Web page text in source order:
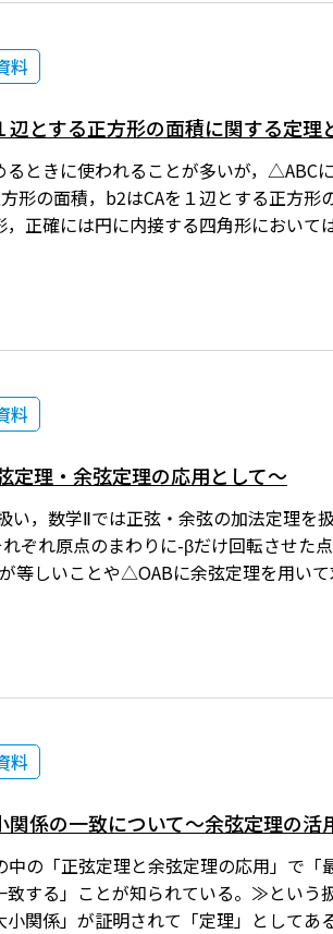
料
とする正方形の面積に関する定理
ときに使われることが多いが，△ABC
形の面積，b2はCAを１辺とする正方
正確には円に内接する四角形において
や面積の公式を使わせる問題がよく
料
定理・余弦定理の応用として～
い，数学Ⅱでは正弦・余弦の加法定理を
ぞれ原点のまわりに-βだけ回転させた
等しいことや△OABに余弦定理を用い
かと思う。もちろん，数学Ⅰの学習内容
料
係の一致について～余弦定理の活
の「正弦定理と余弦定理の応用」で
する」ことが知られている。≫という
関係」が証明されて「定理」として